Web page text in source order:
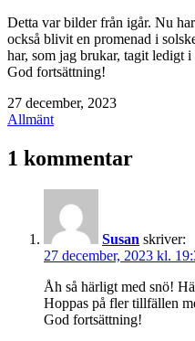
Detta var bilder från igår. Nu
också blivit en promenad i
har, som jag brukar, tagit ledigt
God fortsättning!
Publicerat
den
27 december, 2023
Kategoriserat
Allmänt
1 kommentar
Susan skriver:
27 december, 2023 kl.
Åh så härligt med snö!
Hoppas på fler tillfällen
God fortsättning!